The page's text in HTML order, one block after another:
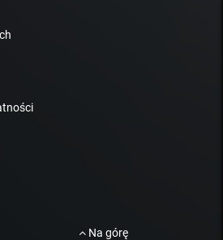
Na górę